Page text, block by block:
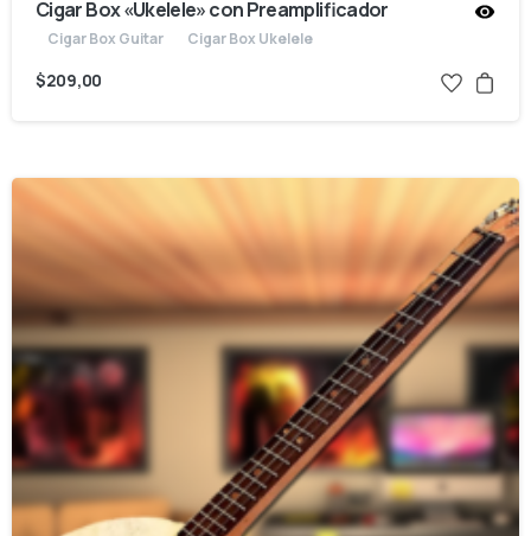
Cigar Box «Ukelele» con Preamplificador
Cigar Box Guitar Cigar Box Ukelele
$209,00